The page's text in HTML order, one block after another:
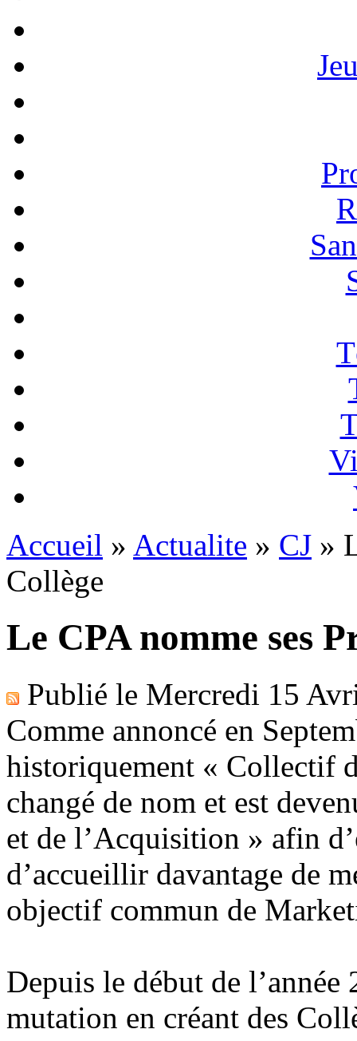
Accueil » Actualite » CJ »
Collège
Le CPA nomme ses
Publié le Mercredi 15
Comme annoncé en
historiquement « Collectif
changé de nom et est
et de l’Acquisition » afin
d’accueillir davantage de
objectif commun de
Depuis le début de
mutation en créant des